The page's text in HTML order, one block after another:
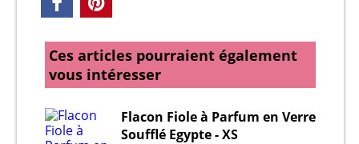
Ces articles pourraient également
vous intéresser
Flacon Fiole à Parfum en Verre
Soufflé Egypte - XS